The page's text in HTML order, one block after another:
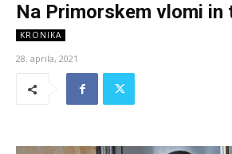
Na Primorskem vlomi in
KRONIKA
28. aprila, 2021